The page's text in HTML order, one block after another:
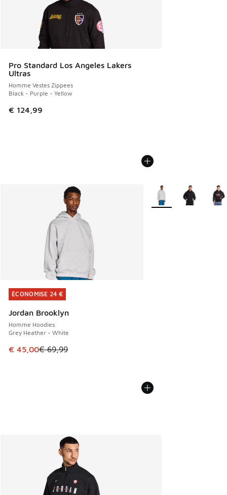
Pro Standard Los Angeles Lakers
Ultras
Homme Vestes Zippees
Black - Purple - Yellow
€ 124,99
ÉCONOMISE 24 €
Jordan Brooklyn
Homme Hoodies
Grey Heather - White
Cet article est en promotion. Prix en baisse de € 69,99 à
€ 45,00€ 69,99
ÉCONOMISE 24 €
Plus de couleurs